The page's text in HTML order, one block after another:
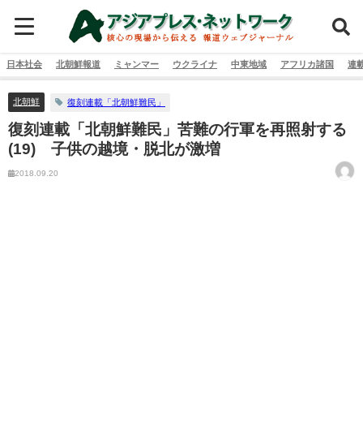
日本社会 北朝鮮報道 ミャンマー ウクライナ 中東地域 アフリカ諸国 連
北朝鮮 復刻連載「北朝鮮難民」
復刻連載「北朝鮮難民」苦難の行軍を再照射する
(19) 子供の越境・脱北が激増
2018.09.20